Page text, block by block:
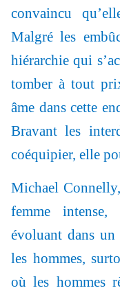
convaincu
Malgré les
hiérarchie qui
tomber à tout
âme dans cette
Bravant les
coéquipier, elle
Michael
femme
évoluant dans
les hommes,
où les hommes